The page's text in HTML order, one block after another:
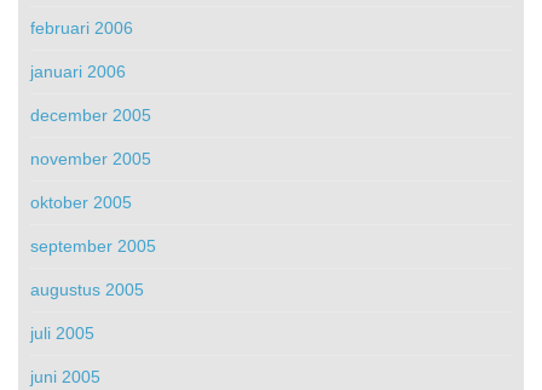
februari 2006
januari 2006
december 2005
november 2005
oktober 2005
september 2005
augustus 2005
juli 2005
juni 2005